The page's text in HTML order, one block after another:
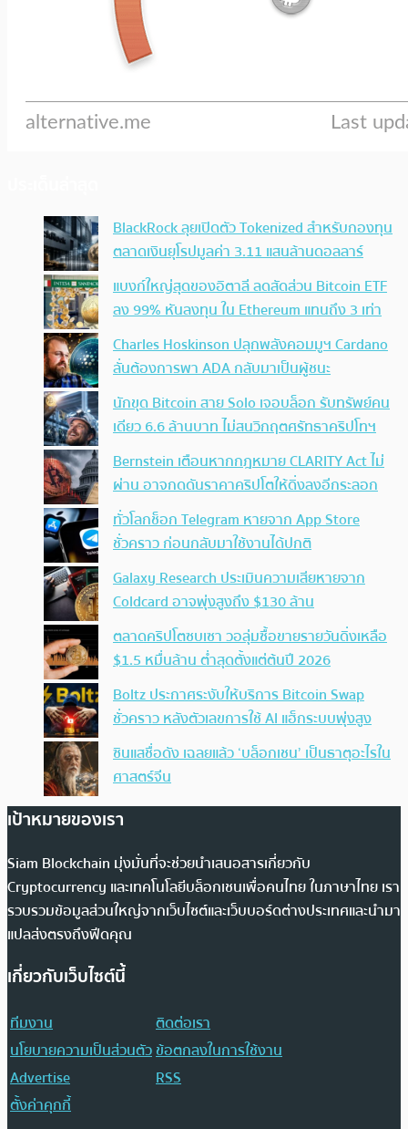
BlackRock ลุยเปิดตัว Tokenized สำหรับกองทุน
ตลาดเงินยุโรปมูลค่า 3.11 แสนล้านดอลลาร์
แบงก์ใหญ่สุดของอิตาลี ลดสัดส่วน Bitcoin ETF
ลง 99% หันลงทุน ใน Ethereum แทนถึง 3 เท่า
Charles Hoskinson ปลุกพลังคอมมูฯ Cardano
ลั่นต้องการพา ADA กลับมาเป็นผู้ชนะ
นักขุด Bitcoin สาย Solo เจอบล็อก รับทรัพย์คน
เดียว 6.6 ล้านบาท ไม่สนวิกฤตศรัทธาคริปโทฯ
Bernstein เตือนหากกฎหมาย CLARITY Act ไม่
ผ่าน อาจกดดันราคาคริปโตให้ดิ่งลงอีกระลอก
ทั่วโลกช็อก Telegram หายจาก App Store
ชั่วคราว ก่อนกลับมาใช้งานได้ปกติ
Galaxy Research ประเมินความเสียหายจาก
Coldcard อาจพุ่งสูงถึง $130 ล้าน
ตลาดคริปโตซบเซา วอลุ่มซื้อขายรายวันดิ่งเหลือ
$1.5 หมื่นล้าน ต่ำสุดตั้งแต่ต้นปี 2026
Boltz ประกาศระงับให้บริการ Bitcoin Swap
ชั่วคราว หลังตัวเลขการใช้ AI แฮ็กระบบพุ่งสูง
ซินแสชื่อดัง เฉลยแล้ว ‘บล็อกเชน’ เป็นธาตุอะไรใน
ศาสตร์จีน
เป้าหมายของเรา
Siam Blockchain มุ่งมั่นที่จะช่วยนำเสนอสารเกี่ยวกับ
Cryptocurrency และเทคโนโลยีบล็อกเชนเพื่อคนไทย ในภาษาไทย เรา
รวบรวมข้อมูลส่วนใหญ่จากเว็บไซต์และเว็บบอร์ดต่างประเทศและนำมา
แปลส่งตรงถึงฟีดคุณ
เกี่ยวกับเว็บไซต์นี้
ทีมงาน
ติดต่อเรา
นโยบายความเป็นส่วนตัวข้อตกลงในการใช้งาน
Advertise
RSS
ตั้งค่าคุกกี้